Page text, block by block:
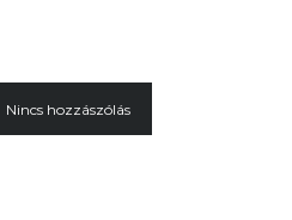
Nincs hozzászólás